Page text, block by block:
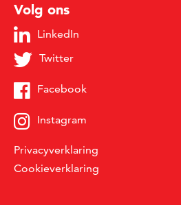
Volg ons
LinkedIn
Twitter
Facebook
Instagram
Privacyverklaring
Cookieverklaring